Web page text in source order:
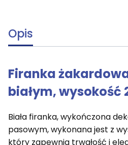
Opis
Firanka
białym, wysokość
Biała firanka, wykończona
pasowym, wykonana jest z
który zapewnia trwałość i